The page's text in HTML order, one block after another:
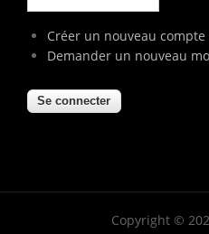
Créer un nouveau compte
Demander un nouveau
Copyright ©